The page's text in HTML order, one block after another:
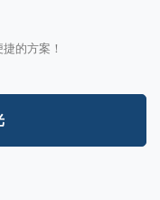
的方案！